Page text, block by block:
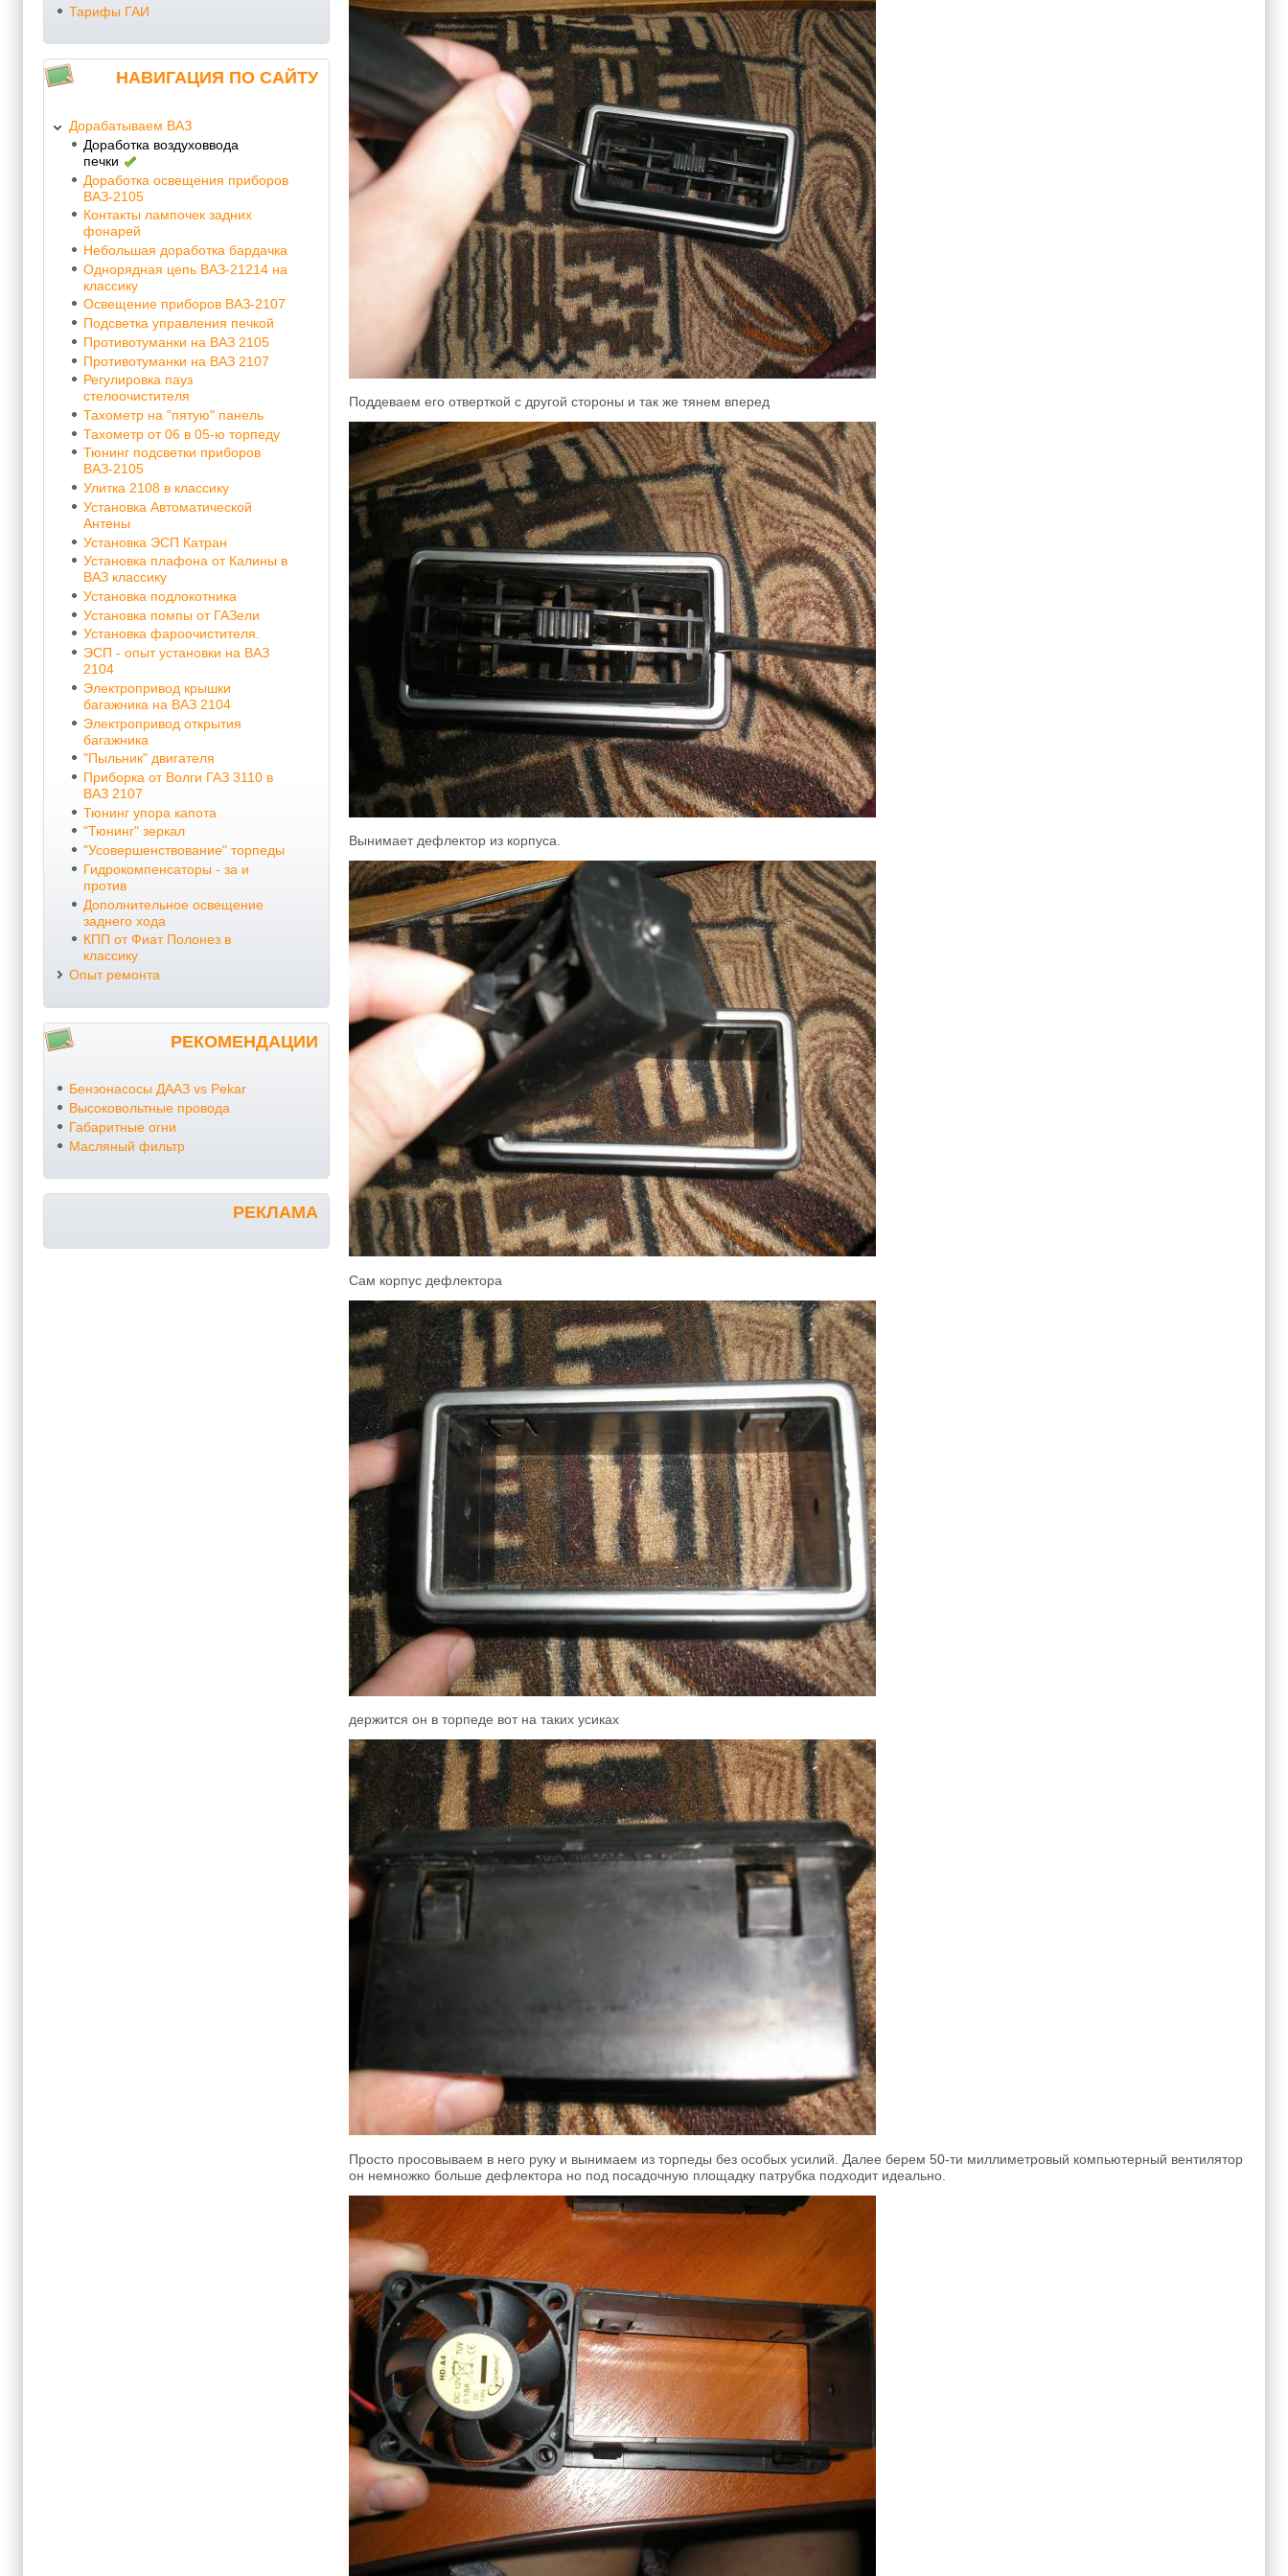
Тарифы ГАИ
НАВИГАЦИЯ ПО САЙТУ
Дорабатываем ВАЗ
Доработка воздуховвода
печки
Доработка освещения приборов
ВАЗ-2105
Контакты лампочек задних
фонарей
Небольшая доработка бардачка
Однорядная цепь ВАЗ-21214 на
классику
Освещение приборов ВАЗ-2107
Подсветка управления печкой
Противотуманки на ВАЗ 2105
Противотуманки на ВАЗ 2107
Регулировка пауз
стелоочистителя
Тахометр на "пятую" панель
Тахометр от 06 в 05-ю торпеду
Тюнинг подсветки приборов
ВАЗ-2105
Улитка 2108 в классику
Установка Автоматической
Антены
Установка ЭСП Катран
Установка плафона от Калины в
ВАЗ классику
Установка подлокотника
Установка помпы от ГАЗели
Установка фароочистителя.
ЭСП - опыт установки на ВАЗ
2104
Электропривод крышки
багажника на ВАЗ 2104
Электропривод открытия
багажника
"Пыльник" двигателя
Приборка от Волги ГАЗ 3110 в
ВАЗ 2107
Тюнинг упора капота
"Тюнинг" зеркал
"Усовершенствование" торпеды
Гидрокомпенсаторы - за и
против
Дополнительное освещение
заднего хода
КПП от Фиат Полонез в
классику
Опыт ремонта
РЕКОМЕНДАЦИИ
Бензонасосы ДААЗ vs Pekar
Высоковольтные провода
Габаритные огни
Масляный фильтр
РЕКЛАМА
Поддеваем его отверткой с другой стороны и так же тянем вперед
Вынимает дефлектор из корпуса.
Сам корпус дефлектора
держится он в торпеде вот на таких усиках
Просто просовываем в него руку и вынимаем из торпеды без особых усилий. Далее берем 50-ти миллиметровый компьютерный вентилятор
он немножко больше дефлектора но под посадочную площадку патрубка подходит идеально.